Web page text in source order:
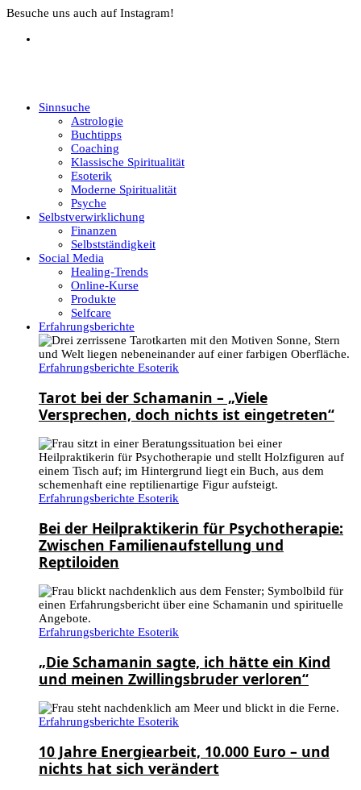
Besuche uns auch auf Instagram!
Sinnsuche
Astrologie
Buchtipps
Coaching
Klassische Spiritualität
Esoterik
Moderne Spiritualität
Psyche
Selbstverwirklichung
Finanzen
Selbstständigkeit
Social Media
Healing-Trends
Online-Kurse
Produkte
Selfcare
Erfahrungsberichte
Erfahrungsberichte Esoterik
Tarot bei der Schamanin – „Viele
Versprechen, doch nichts ist eingetreten“
Erfahrungsberichte Esoterik
Bei der Heilpraktikerin für Psychotherapie:
Zwischen Familienaufstellung und
Reptiloiden
Erfahrungsberichte Esoterik
„Die Schamanin sagte, ich hätte ein Kind
und meinen Zwillingsbruder verloren“
Erfahrungsberichte Esoterik
10 Jahre Energiearbeit, 10.000 Euro – und
nichts hat sich verändert